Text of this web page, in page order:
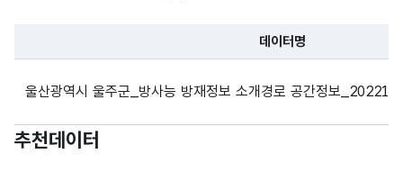
데이터명
울산광역시 울주군_방사능 방재정보 소개경로 공간정보
추천데이터